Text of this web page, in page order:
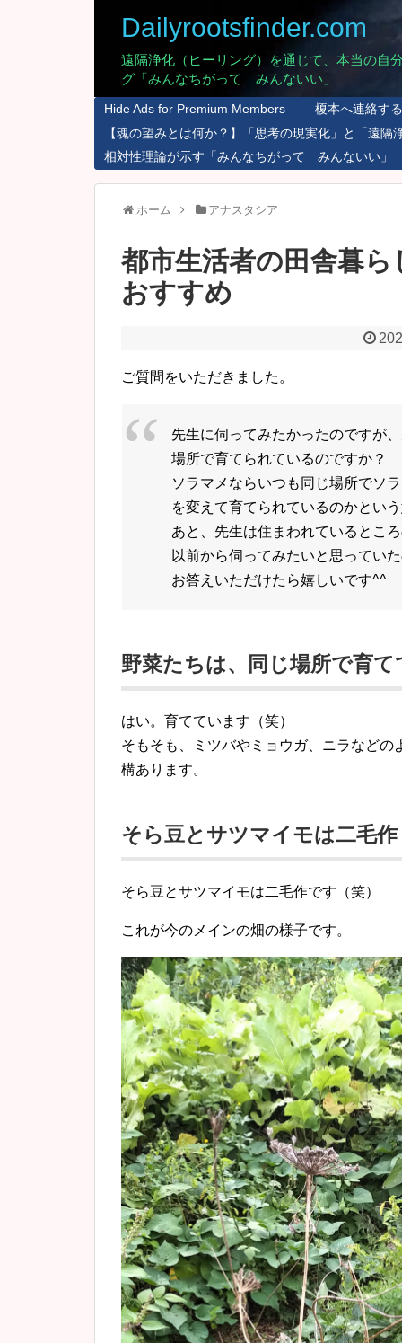
Dailyrootsfinder.com
遠隔浄化（ヒーリング）を通じて、本当の
グ「みんなちがって みんないい」
Hide Ads for Premium Members
榎本へ連絡す
【魂の望みとは何か？】「思考の現実化」と「遠隔
相対性理論が示す「みんなちがって みんないい」
ホーム アナスタシア
都市生活者の田舎暮
おすすめ
ご質問をいただきました。
先生に伺ってみたかったのですが
場所で育てられているのですか？
ソラマメならいつも同じ場所でソ
を変えて育てられているのかとい
あと、先生は住まわれているとこ
以前から伺ってみたいと思ってい
お答えいただけたら嬉しいです^^
野菜たちは、同じ場所で育
はい。育てています（笑）
そもそも、ミツバやミョウガ、ニラなど
構あります。
そら豆とサツマイモは二毛作
そら豆とサツマイモは二毛作です（笑）
これが今のメインの畑の様子です。